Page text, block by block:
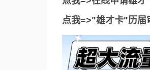
点我=>"雄才卡"历届